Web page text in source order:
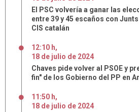
El PSC volvería a ganar las
entre 39 y 45 escaños con
CIS catalán
12:10 h,
18 de julio de 2024
Chaves pide volver al PSOE y
fin" de los Gobierno del PP en
11:50 h,
18 de julio de 2024